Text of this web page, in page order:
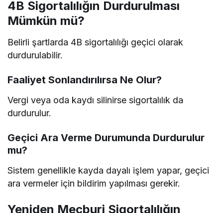
4B Sigortalılığın Durdurulması
Mümkün mü?
Belirli şartlarda 4B sigortalılığı geçici olarak
durdurulabilir.
Faaliyet Sonlandırılırsa Ne Olur?
Vergi veya oda kaydı silinirse sigortalılık da
durdurulur.
Geçici Ara Verme Durumunda Durdurulur
mu?
Sistem genellikle kayda dayalı işlem yapar, geçici
ara vermeler için bildirim yapılması gerekir.
Yeniden Mecburi Sigortalılığın